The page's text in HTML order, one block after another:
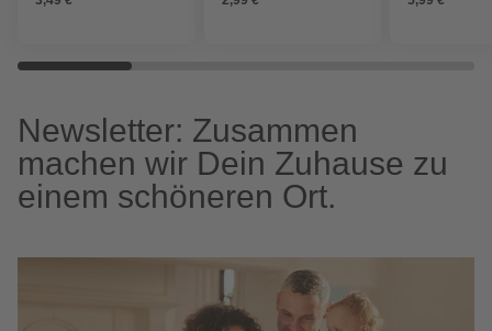
Newsletter: Zusammen
machen wir Dein Zuhause zu
einem schöneren Ort.